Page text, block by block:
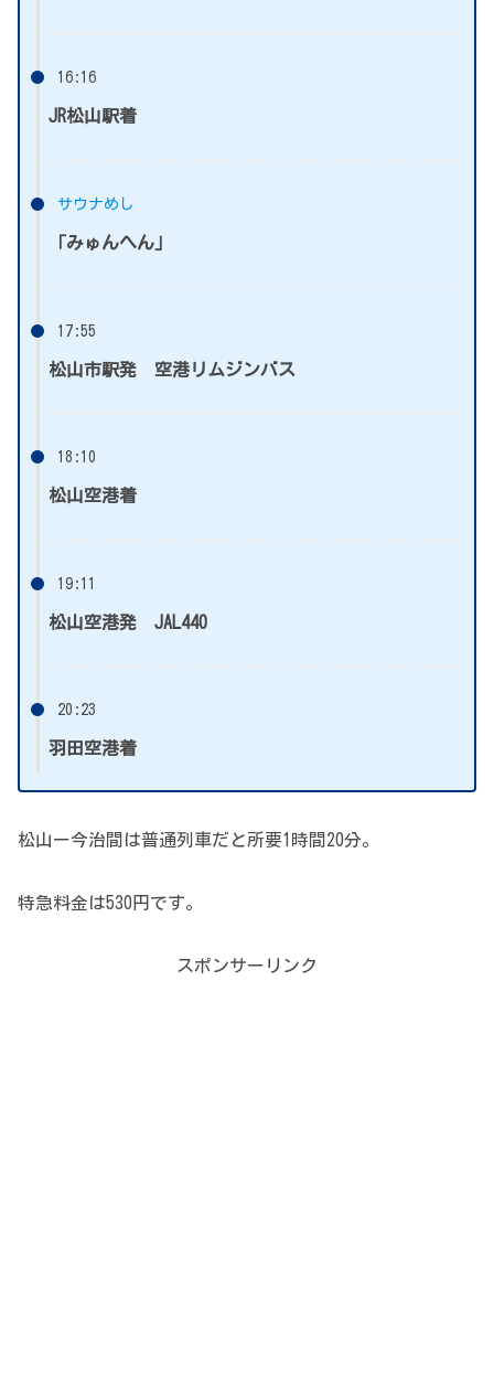
16:16
JR松山駅着
サウナめし
「みゅんへん」
17:55
松山市駅発 空港リムジンバス
18:10
松山空港着
19:11
松山空港発 JAL440
20:23
羽田空港着
松山ー今治間は普通列車だと所要1時間20分。
特急料金は530円です。
スポンサーリンク